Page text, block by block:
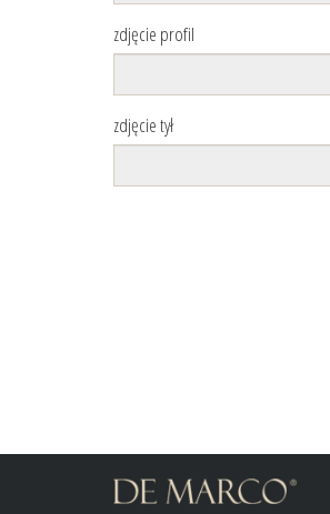
zdjęcie profil
zdjęcie tył